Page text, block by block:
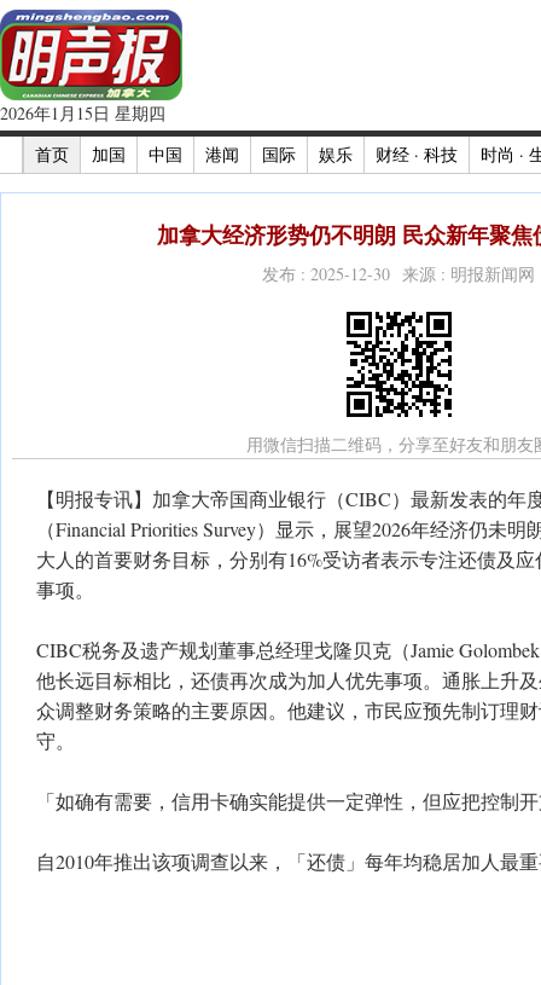
2026年1月15日 星期四
首页
加国 中国 港闻 国际 娱乐 财经 · 科技 时尚 ·
加拿大经济形势仍不明朗 民众新年聚焦
发布 : 2025-12-30 来源 : 明报新闻网
用微信扫描二维码，分享至好友和朋友
【明报专讯】加拿大帝国商业银行（CIBC）最新发表的年
（Financial Priorities Survey）显示，展望2026年经济仍未
大人的首要财务目标，分别有16%受访者表示专注还债及
事项。
CIBC税务及遗产规划董事总经理戈隆贝克（Jamie
他长远目标相比，还债再次成为加人优先事项。通胀上升
众调整财务策略的主要原因。他建议，市民应预先制订理
守。
「如确有需要，信用卡确实能提供一定弹性，但应把控制
自2010年推出该项调查以来，「还债」每年均稳居加人最